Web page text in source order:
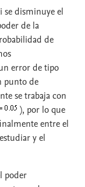
se disminuye el
de la
de
error de tipo
punto de
se trabaja con
), por lo que
entre el
y el
poder